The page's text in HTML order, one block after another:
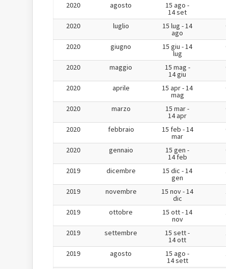
2020 agosto 15 ago -
14 set
2020
luglio 15 lug - 14
ago
2020 giugno 15 giu - 14
lug
2020 maggio 15 mag -
14 giu
2020 aprile 15 apr - 14
mag
2020 marzo 15 mar -
14 apr
2020 febbraio 15 feb - 14
mar
2020 gennaio 15 gen -
14 feb
2019 dicembre 15 dic - 14
gen
2019 novembre 15 nov - 14
dic
2019 ottobre 15 ott - 14
nov
2019 settembre 15 sett -
14 ott
2019 agosto 15 ago -
14 sett